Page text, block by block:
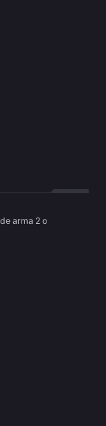
arma 2 o